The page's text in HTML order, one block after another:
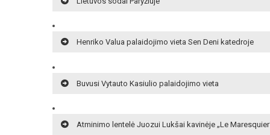
Henriko Valua palaidojimo vieta Sen Deni katedroje
Buvusi Vytauto Kasiulio palaidojimo vieta
Atminimo lentelė Juozui Lukšai kavinėje „Le